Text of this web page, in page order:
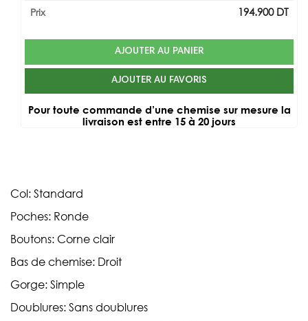
Prix 194.900DT
AJOUTER AU PANIER
AJOUTER AU FAVORIS
Pour toute commande d’une chemise sur mesure la
livraison est entre 15 à 20 jours
Col: Standard
Poches: Ronde
Boutons: Corne clair
Bas de chemise: Droit
Gorge: Simple
Doublures: Sans doublures